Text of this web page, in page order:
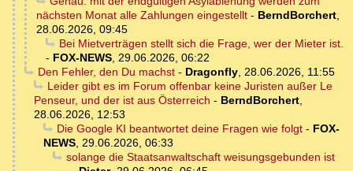
nächsten Monat alle Zahlungen eingestellt - BerndBorchert,
28.06.2026, 09:45
Bei Mietverträgen stellt sich die Frage, wer der Mieter ist.
- FOX-NEWS, 29.06.2026, 06:22
Den Fehler, den Du machst- Dragonfly, 28.06.2026, 11:55
Leider gibt es im Forum offenbar keine Juristen außer Le
Penseur, und der ist aus Österreich - BerndBorchert,
28.06.2026, 12:53
Die Google KI beantwortet deine Fragen wie folgt- FOX-
NEWS, 29.06.2026, 06:33
solange die Staatsanwaltschaft weisungsgebunden ist